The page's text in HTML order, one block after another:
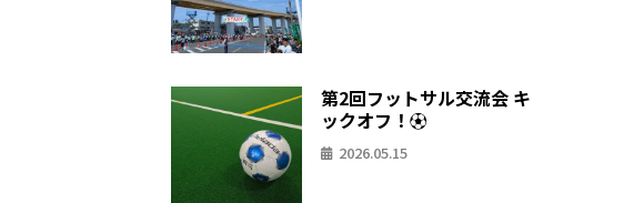
第2回フットサル交流会 キ
ックオフ！⚽
2026.05.15